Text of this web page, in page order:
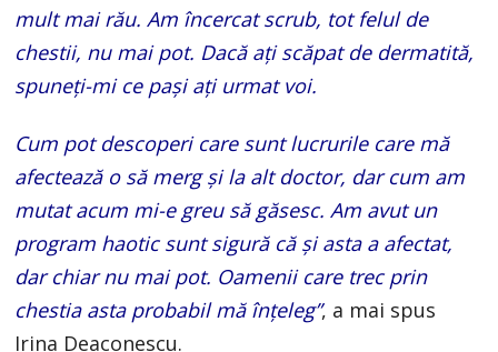
mult mai rău. Am încercat scrub, tot felul de
chestii, nu mai pot. Dacă ați scăpat de dermatită,
spuneți-mi ce pași ați urmat voi.
Cum pot descoperi care sunt lucrurile care mă
afectează o să merg și la alt doctor, dar cum am
mutat acum mi-e greu să găsesc. Am avut un
program haotic sunt sigură că și asta a afectat,
dar chiar nu mai pot. Oamenii care trec prin
chestia asta probabil mă înțeleg”, a mai spus
Irina Deaconescu.